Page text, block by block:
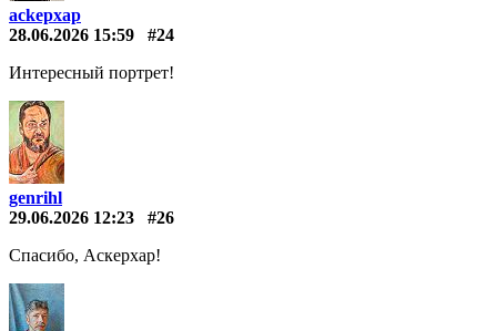
ackepxap
28.06.2026 15:59
#24
Интересный портрет!
genrihl
29.06.2026 12:23
#26
Спасибо, Аскерхар!